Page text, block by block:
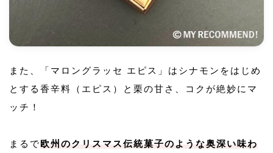
また、「マロングラッセ エピス」はシナモンをはじめ
とする香辛料（エピス）と栗の甘さ、コクが絶妙にマ
ッチ！
まるで欧州のクリスマス伝統菓子のような奥深い味わ